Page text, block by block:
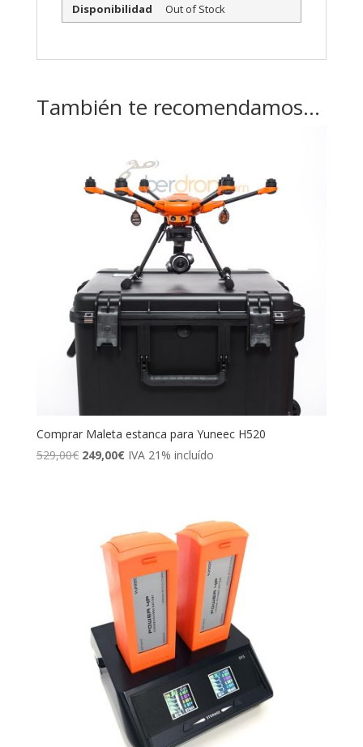
Disponibilidad
Out of Stock
También te recomendamos…
Comprar Maleta estanca para Yuneec H520
529,00€ El
249,00€El
249,00€.
IVA 21% incluído